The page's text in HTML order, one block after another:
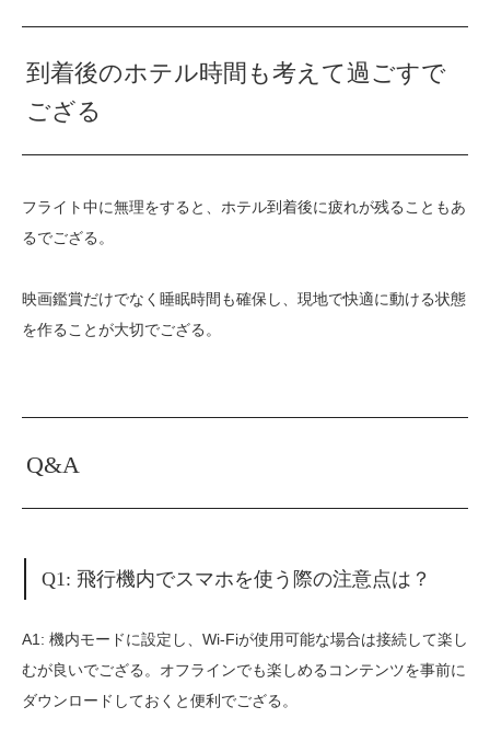
到着後のホテル時間も考えて過ごすで
ござる
フライト中に無理をすると、ホテル到着後に疲れが残ることもあ
るでござる。
映画鑑賞だけでなく睡眠時間も確保し、現地で快適に動ける状態
を作ることが大切でござる。
Q&A
Q1: 飛行機内でスマホを使う際の注意点は？
A1: 機内モードに設定し、Wi-Fiが使用可能な場合は接続して楽し
むが良いでござる。オフラインでも楽しめるコンテンツを事前に
ダウンロードしておくと便利でござる。